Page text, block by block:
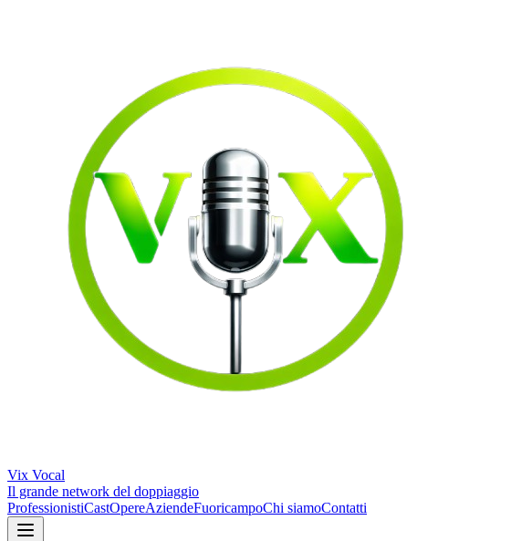
Vix Vocal
Il grande network del doppiaggio
ProfessionistiCastOpereAziendeFuoricampoChi siamoContatti